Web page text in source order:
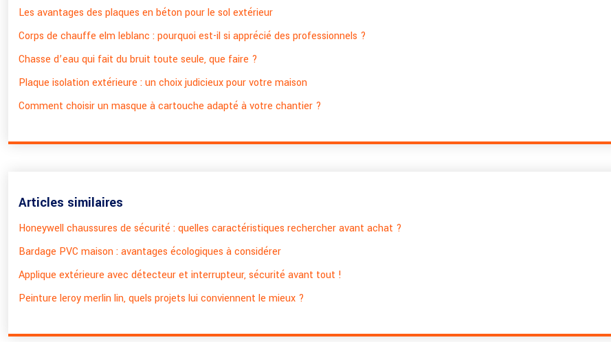
Les avantages des plaques en béton pour le sol extérieur
Corps de chauffe elm leblanc : pourquoi est-il si apprécié des professionnels ?
Chasse d’eau qui fait du bruit toute seule, que faire ?
Plaque isolation extérieure : un choix judicieux pour votre maison
Comment choisir un masque à cartouche adapté à votre chantier ?
Articles similaires
Honeywell chaussures de sécurité : quelles caractéristiques rechercher avant achat ?
Bardage PVC maison : avantages écologiques à considérer
Applique extérieure avec détecteur et interrupteur, sécurité avant tout !
Peinture leroy merlin lin, quels projets lui conviennent le mieux ?